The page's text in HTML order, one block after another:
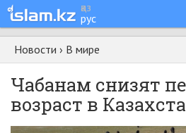
қаз
рус
Новости › В мире
Чабанам снизят
возраст в